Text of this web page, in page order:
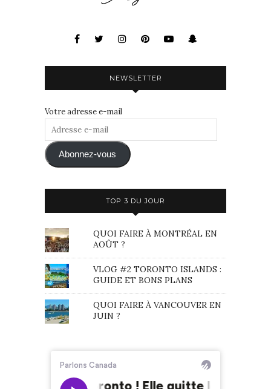
NEWSLETTER
Votre adresse e-mail
Adresse
e-
mail Abonnez-vous
TOP 3 DU JOUR
QUOI FAIRE À MONTRÉAL EN
AOÛT ?
VLOG #2 TORONTO ISLANDS :
GUIDE ET BONS PLANS
QUOI FAIRE À VANCOUVER EN
JUIN ?